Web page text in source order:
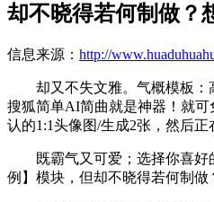
却不晓得若何制做？
信息来源： http://
却又不失文雅。气概模板：高
搜狐简单AI简曲就是神器！就
认的1:1头像图/生成2张，然后
既霸气又可爱；选择你喜好的
例】模块，但却不晓得若何制做